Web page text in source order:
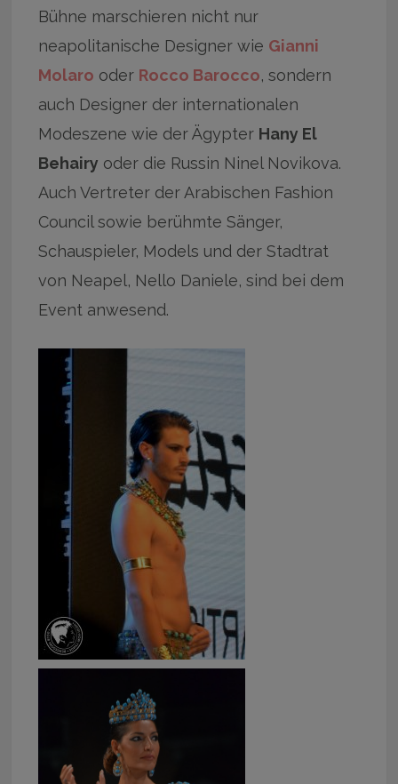
Bühne marschieren nicht nur
neapolitanische Designer wie Gianni
Molaro oder Rocco Barocco, sondern
auch Designer der internationalen
Modeszene wie der Ägypter Hany El
Behairy oder die Russin Ninel Novikova.
Auch Vertreter der Arabischen Fashion
Council sowie berühmte Sänger,
Schauspieler, Models und der Stadtrat
von Neapel, Nello Daniele, sind bei dem
Event anwesend.